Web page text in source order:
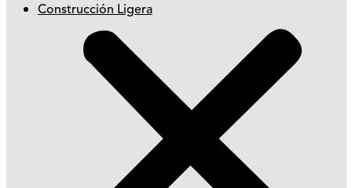
Construcción Ligera